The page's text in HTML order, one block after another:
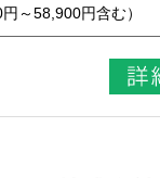
～58,900円含む）